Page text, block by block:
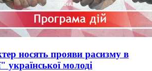
носять прояви расизму в
української молоді